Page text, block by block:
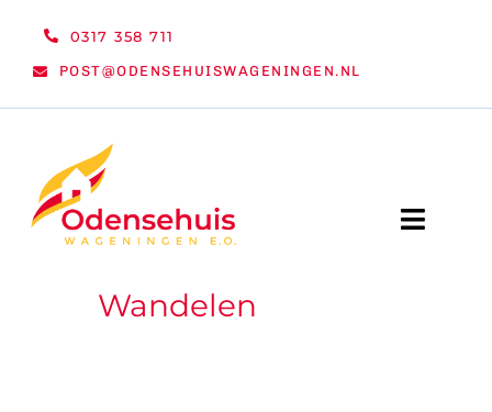
0317 358 711
POST@ODENSEHUISWAGENINGEN.NL
Toggle
WELKOMWandelen